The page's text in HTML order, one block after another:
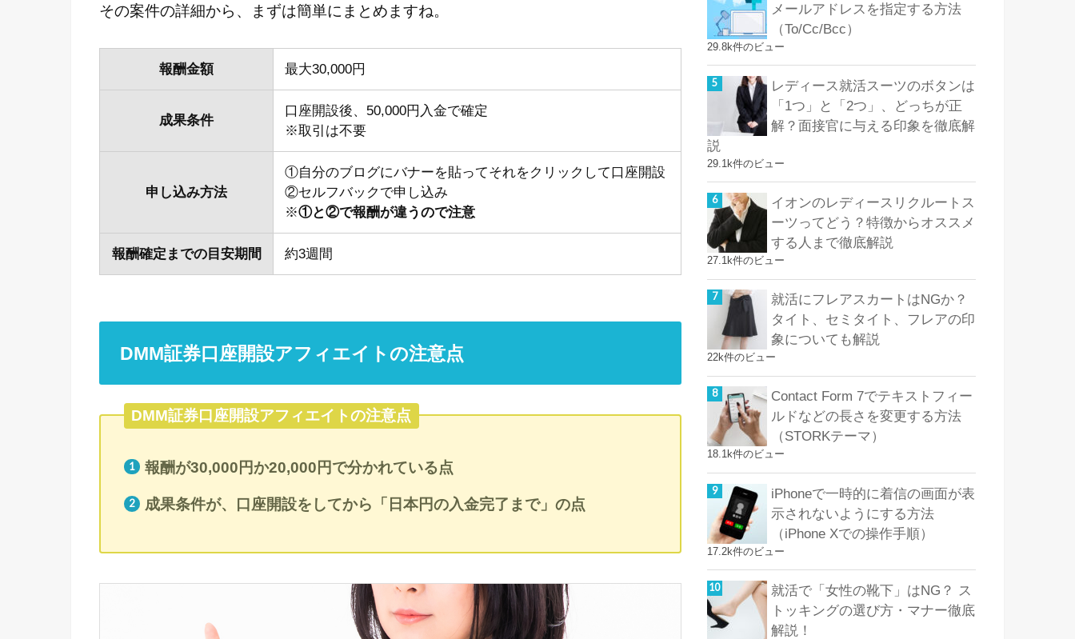
その案件の詳細から、まずは簡単にまとめますね。
報酬金額 最大30,000円
成果条件
口座開設後、50,000円入金で確定
※取引は不要
申し込み方法
①自分のブログにバナーを貼ってそれをクリックして口座開設
②セルフバックで申し込み
※①と②で報酬が違うので注意
報酬確定までの目安期間 約3週間
DMM証券口座開設アフィエイトの注意点
DMM証券口座開設アフィエイトの注意点
報酬が30,000円か20,000円で分かれている点
成果条件が、口座開設をしてから「日本円の入金完了まで」の点
メールアドレスを指定する方法
（To/Cc/Bcc）
29.8k件のビュー
レディース就活スーツのボタンは
「1つ」と「2つ」、どっちが正
解？面接官に与える印象を徹底解
説
29.1k件のビュー
イオンのレディースリクルートス
ーツってどう？特徴からオススメ
する人まで徹底解説
27.1k件のビュー
就活にフレアスカートはNGか？
タイト、セミタイト、フレアの印
象についても解説
22k件のビュー
Contact Form 7でテキストフィー
ルドなどの長さを変更する方法
（STORKテーマ）
18.1k件のビュー
iPhoneで一時的に着信の画面が表
示されないようにする方法
（iPhone Xでの操作手順）
17.2k件のビュー
就活で「女性の靴下」はNG？ ス
トッキングの選び方・マナー徹底
解説！